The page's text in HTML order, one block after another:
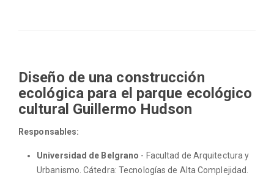
Diseño de una construcción
ecológica para el parque ecológico
cultural Guillermo Hudson
Responsables:
Universidad de Belgrano - Facultad de Arquitectura y
Urbanismo. Cátedra: Tecnologías de Alta Complejidad.